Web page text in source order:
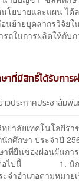
โยบายและแผน ไ
อนย้ายบุคลากรวิจั
รถในการผลิตให้กับ
าที่มีสิทธิ์ได้รับกา
าวประกาศประชาสัมพั
ทคโนโลยีราชม
กศึกษา ประจำปี
ที่ยื่นของผ่อนผันกา
ต่อไปนี้ 1. นักศึก
จำอำเภอตามหมา